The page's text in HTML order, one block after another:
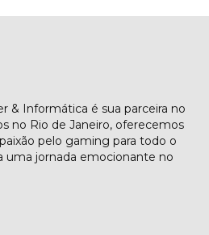
& Informática é sua parceira no
no Rio de Janeiro, oferecemos
pelo gaming para todo o
uma jornada emocionante no